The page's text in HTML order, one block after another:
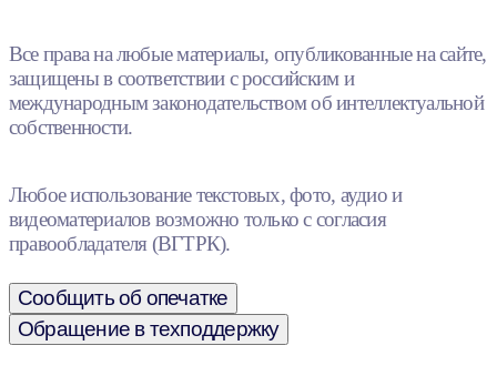
Все права на любые материалы, опубликованные на сайте,
защищены в соответствии с российским и
международным законодательством об интеллектуальной
собственности.
Любое использование текстовых, фото, аудио и
видеоматериалов возможно только с согласия
правообладателя (ВГТРК).
Сообщить об опечатке
Обращение в техподдержку